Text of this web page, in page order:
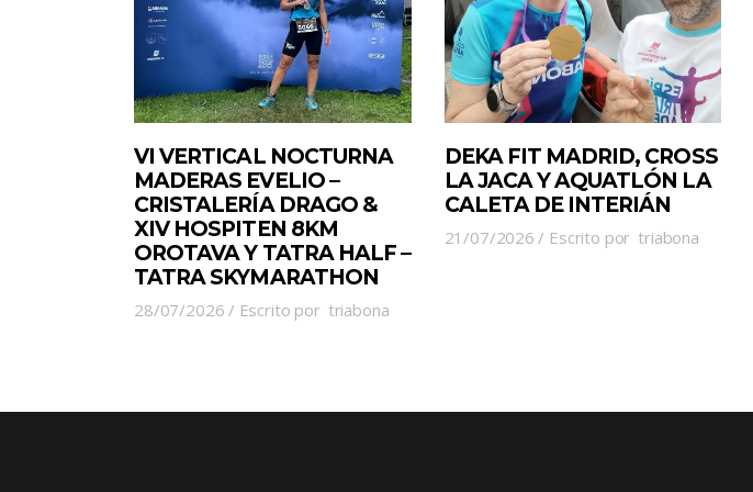
VI VERTICAL NOCTURNA
MADERAS EVELIO –
CRISTALERÍA DRAGO &
XIV HOSPITEN 8KM
OROTAVA Y TATRA HALF –
TATRA SKYMARATHON
28/07/2026 Escrito por triabona
DEKA FIT MADRID, CROSS
LA JACA Y AQUATLÓN LA
CALETA DE INTERIÁN
21/07/2026 Escrito por triabona